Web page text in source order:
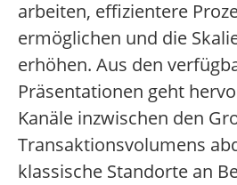
arbeiten, effizientere
ermöglichen und die
erhöhen. Aus den
Präsentationen geht
Kanäle inzwischen den
Transaktionsvolumens
klassische Standorte an